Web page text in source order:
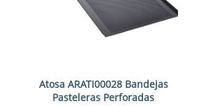
Atosa ARATI00028 Bandejas
Pasteleras Perforadas